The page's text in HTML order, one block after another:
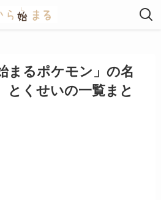
まるポケモン」の名
とくせいの一覧まと